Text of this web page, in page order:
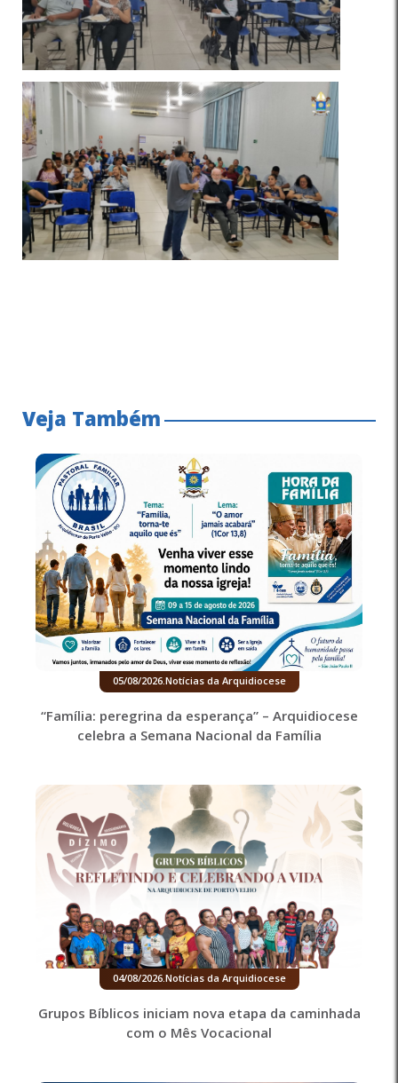
Veja Também
05/08/2026. Notícias da Arquidiocese
“Família: peregrina da esperança” – Arquidiocese
celebra a Semana Nacional da Família
04/08/2026. Notícias da Arquidiocese
Grupos Bíblicos iniciam nova etapa da caminhada
com o Mês Vocacional